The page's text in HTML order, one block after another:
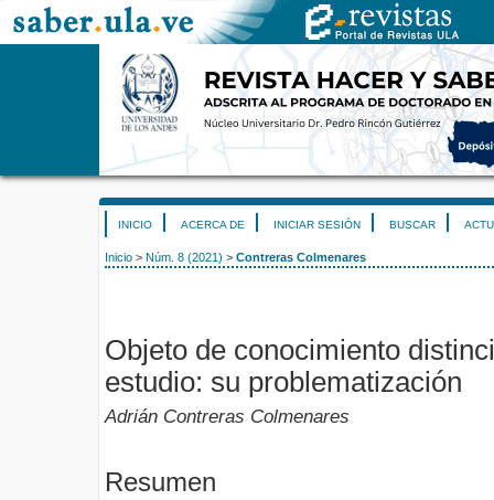
INICIO ACERCA DE INICIAR SESIÓN BUSCAR
Inicio > Núm. 8 (2021) > Contreras Colmenares
Objeto de conocimiento
estudio: su problematización
Adrián Contreras Colmenares
Resumen